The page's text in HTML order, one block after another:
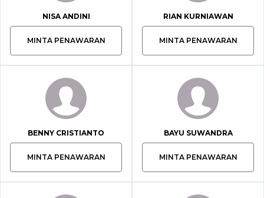
NISA ANDINI
MINTA PENAWARAN
RIAN KURNIAWAN
MINTA PENAWARAN
BENNY CRISTIANTO
MINTA PENAWARAN
BAYU SUWANDRA
MINTA PENAWARAN